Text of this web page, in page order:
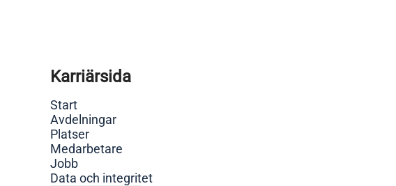
Karriärsida
Start
Avdelningar
Platser
Medarbetare
Jobb
Data och integritet